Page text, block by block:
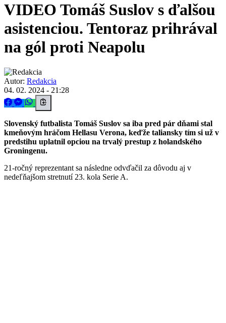
VIDEO Tomáš Suslov s ďalšou
asistenciou. Tentoraz prihrával
na gól proti Neapolu
Autor: Redakcia
04. 02. 2024 - 21:28
Slovenský futbalista Tomáš Suslov sa iba pred pár dňami stal
kmeňovým hráčom Hellasu Verona, keďže taliansky tím si už v
predstihu uplatnil opciou na trvalý prestup z holandského
Groningenu.
21-ročný reprezentant sa následne odvďačil za dôvodu aj v
nedeľňajšom stretnutí 23. kola Serie A.